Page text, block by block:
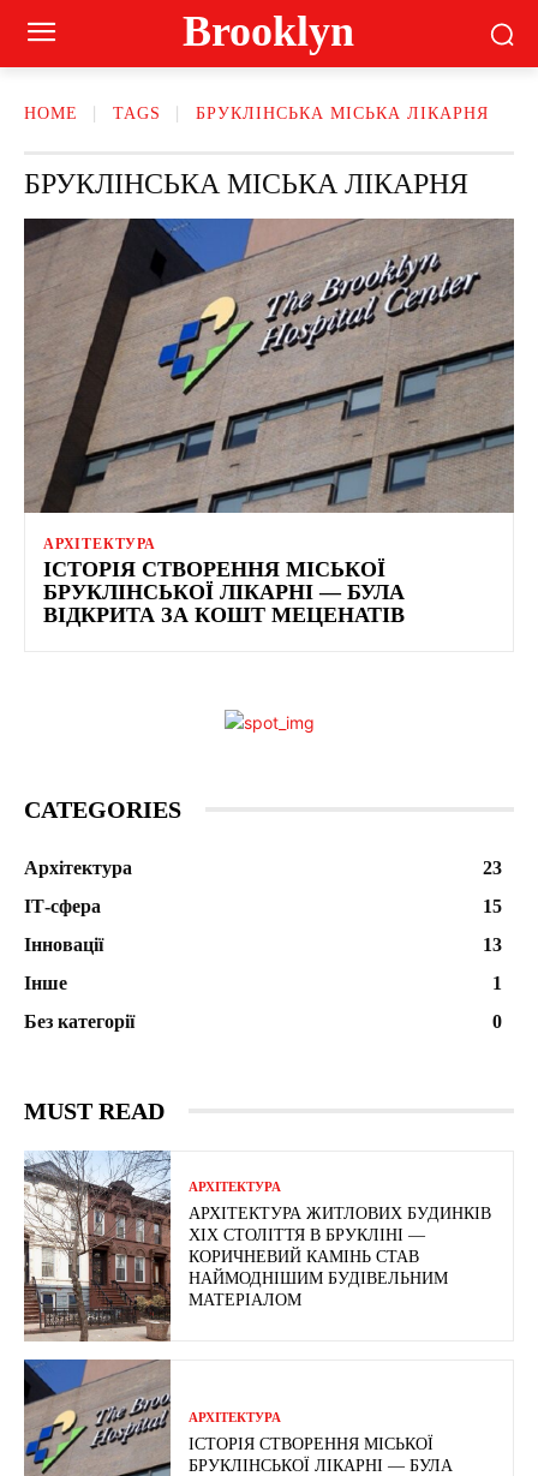
Brooklyn
HOME TAGS БРУКЛІНСЬКА МІСЬКА ЛІКАРНЯ
БРУКЛІНСЬКА МІСЬКА ЛІКАРНЯ
АРХІТЕКТУРА
ІСТОРІЯ СТВОРЕННЯ МІСЬКОЇ
БРУКЛІНСЬКОЇ ЛІКАРНІ — БУЛА
ВІДКРИТА ЗА КОШТ МЕЦЕНАТІВ
CATEGORIES
Архітектура
23
ІТ-сфера
15
Інновації
13
Інше
1
Без категорії
0
MUST READ
АРХІТЕКТУРА
АРХІТЕКТУРА ЖИТЛОВИХ БУДИНКІВ
ХІХ СТОЛІТТЯ В БРУКЛІНІ —
КОРИЧНЕВИЙ КАМІНЬ СТАВ
НАЙМОДНІШИМ БУДІВЕЛЬНИМ
МАТЕРІАЛОМ
АРХІТЕКТУРА
ІСТОРІЯ СТВОРЕННЯ МІСЬКОЇ
БРУКЛІНСЬКОЇ ЛІКАРНІ — БУЛА